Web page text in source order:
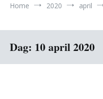
Home 2020 april
Dag: 10 april 2020